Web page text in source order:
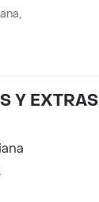
Y EXTRAS